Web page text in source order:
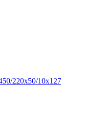
220x50/10x127